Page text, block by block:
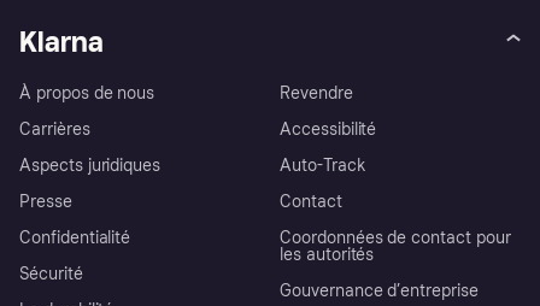
Klarna
À propos de nous
Carrières
Aspects juridiques
Presse
Confidentialité
Sécurité
Revendre
Accessibilité
Auto-Track
Contact
Coordonnées de contact pour
les autorités
Gouvernance d’entreprise